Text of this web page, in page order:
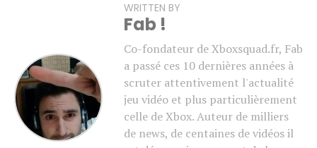
WRITTEN BY
Fab !
Co-fondateur de Xboxsquad.fr, Fab
a passé ces 10 dernières années à
scruter attentivement l'actualité
jeu vidéo et plus particulièrement
celle de Xbox. Auteur de milliers
de news, de centaines de vidéos il